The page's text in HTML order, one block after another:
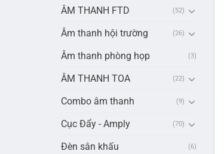
ÂM THANH FTD (52)
Âm thanh hội trường (26)
Âm thanh phòng họp (3)
ÂM THANH TOA (22)
Combo âm thanh (9)
Cục Đẩy - Amply (70)
Đèn sân khấu (6)